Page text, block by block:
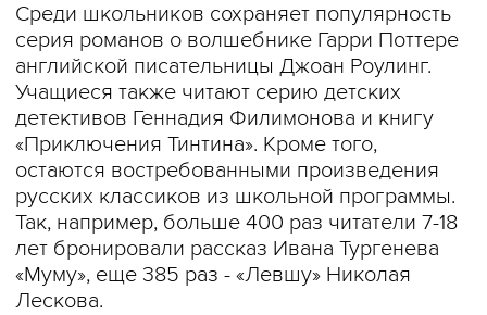
Среди школьников сохраняет популярность
серия романов о волшебнике Гарри Поттере
английской писательницы Джоан Роулинг.
Учащиеся также читают серию детских
детективов Геннадия Филимонова и книгу
«Приключения Тинтина». Кроме того,
остаются востребованными произведения
русских классиков из школьной программы.
Так, например, больше 400 раз читатели 7-18
лет бронировали рассказ Ивана Тургенева
«Муму», еще 385 раз - «Левшу» Николая
Лескова.